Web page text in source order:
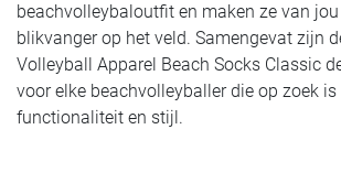
beachvolleybaloutfit en maken ze van
blikvanger op het veld. Samengevat zijn
Volleyball Apparel Beach Socks Classic
voor elke beachvolleyballer die op zoek
functionaliteit en stijl.